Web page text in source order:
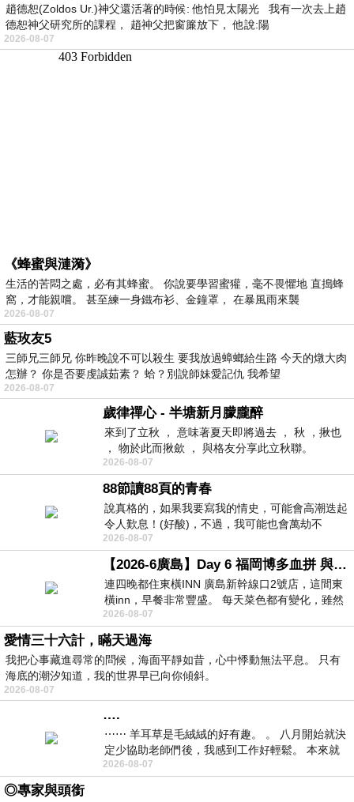
趙德恕(Zoldos Ur.)神父還活著的時候: 他怕見太陽光 我有一次去上趙
德恕神父研究所的課程， 趙神父把窗簾放下， 他說:陽
2026-08-07
《蜂蜜與漣漪》
生活的苦悶之處，必有其蜂蜜。 你說要學習蜜獾，毫不畏懼地 直搗蜂
窩，才能親嚐。 甚至練一身鐵布衫、金鐘罩， 在暴風雨來襲
2026-08-07
藍玫友5
三師兄三師兄 你昨晚說不可以殺生 要我放過蟑螂給生路 今天的燉大肉
怎辦？ 你是否要虔誠茹素？ 蛤？別說師妹愛記仇 我希望
2026-08-07
歲律禪心 - 半塘新月朦朧醉
來到了立秋 ， 意味著夏天即將過去 ， 秋 ，揪也
， 物於此而揪歛 ， 與格友分享此立秋聯。
2026-08-07
88節讀88頁的青春
說真格的，如果我要寫我的情史，可能會高潮迭起
令人歎息！(好酸)，不過，我可能也會萬劫不
復...，每天跪鍵盤還是被判了花心的罪
2026-08-07
【2026-6廣島】Day 6 福岡博多血拼 與機場接送少年司機深夜對談
連四晚都住東橫INN 廣島新幹線口2號店，這間東
橫inn，早餐非常豐盛。 每天菜色都有變化，雖然
看到工作人員拿出料理包加熱，但
2026-08-07
愛情三十六計，瞞天過海
我把心事藏進尋常的問候，海面平靜如昔，心中悸動無法平息。 只有
海底的潮汐知道，我的世界早已向你傾斜。
2026-08-07
….
⋯⋯ 羊耳草是毛絨絨的好有趣。 。 八月開始就決
定少協助老師們後，我感到工作好輕鬆。 本來就
不是我的工作啊。 真
2026-08-07
◎專家與頭銜